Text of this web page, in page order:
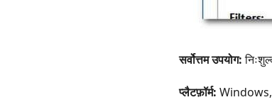
सर्वोत्तम उपयोग:
प्लैटफ़ॉर्म: